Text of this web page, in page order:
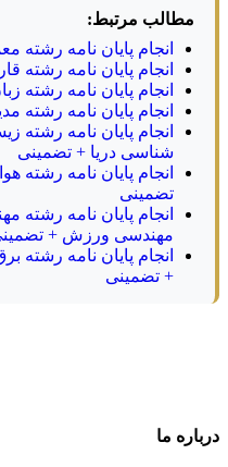
مطالب مرتبط:
انجام پایان نامه
انجام پایان نامه
انجام پایان نامه رشته
انجام پایان نامه رشته
انجام پایان نامه
شناسی دریا + تضمینی
انجام پایان نامه رشته
تضمینی
انجام پایان نامه
مهندسی ورزش +
انجام پایان نامه رشته
+ تضمینی
درباره ما